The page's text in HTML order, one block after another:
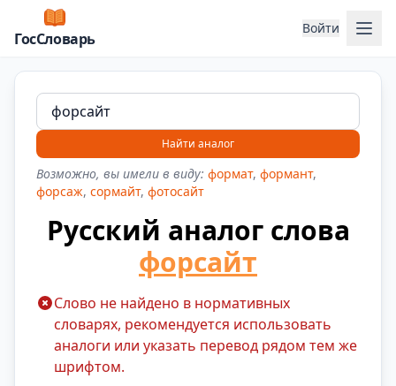
ГосСловарь
Войти
Найти аналог
Возможно, вы имели в виду: формат, формант,
форсаж, сормайт, фотосайт
Русский аналог слова
форсайт
Слово не найдено в нормативных
словарях, рекомендуется использовать
аналоги или указать перевод рядом тем же
шрифтом.